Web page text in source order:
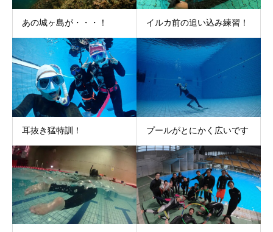
あの城ヶ島が・・・！ イルカ前の追い込み練習！
耳抜き猛特訓！ プールがとにかく広いです